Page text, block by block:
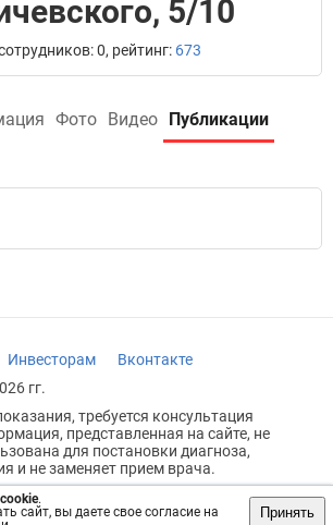
cookie.
сайт, вы даете свое согласие на
Принять
5/10
0, рейтинг: 673
Фото Видео Публикации
Инвесторам
Вконтакте
гг.
требуется консультация
представленная на сайте, не
для постановки диагноза,
и не заменяет прием врача.
18+